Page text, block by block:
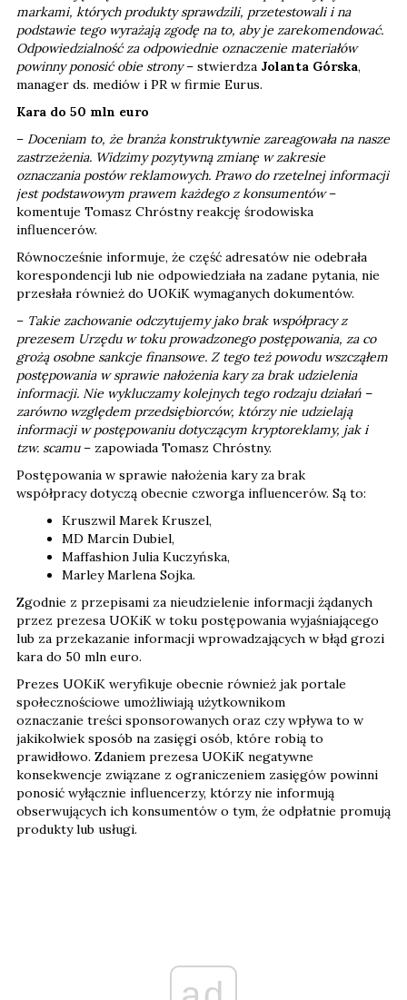
markami, których produkty sprawdzili, przetestowali i na
podstawie tego wyrażają zgodę na to, aby je zarekomendować.
Odpowiedzialność za odpowiednie oznaczenie materiałów
powinny ponosić obie strony– stwierdza Jolanta Górska,
manager ds. mediów i PR w firmie Eurus.
Kara do 50 mln euro
– Doceniam to, że branża konstruktywnie zareagowała na nasze
zastrzeżenia. Widzimy pozytywną zmianę w zakresie
oznaczania postów reklamowych. Prawo do rzetelnej informacji
jest podstawowym prawem każdego z konsumentów–
komentuje Tomasz Chróstny reakcję środowiska
influencerów.
Równocześnie informuje, że część adresatów nie odebrała
korespondencji lub nie odpowiedziała na zadane pytania, nie
przesłała również do UOKiK wymaganych dokumentów.
– Takie zachowanie odczytujemy jako brak współpracy z
prezesem Urzędu w toku prowadzonego postępowania, za co
grożą osobne sankcje finansowe. Z tego też powodu wszcząłem
postępowania w sprawie nałożenia kary za brak udzielenia
informacji. Nie wykluczamy kolejnych tego rodzaju działań –
zarówno względem przedsiębiorców, którzy nie udzielają
informacji w postępowaniu dotyczącym kryptoreklamy, jak i
tzw. scamu– zapowiada Tomasz Chróstny.
Postępowania w sprawie nałożenia kary za brak
współpracy dotyczą obecnie czworga influencerów. Są to:
Kruszwil Marek Kruszel,
MD Marcin Dubiel,
Maffashion Julia Kuczyńska,
Marley Marlena Sojka.
Zgodnie z przepisami za nieudzielenie informacji żądanych
przez prezesa UOKiK w toku postępowania wyjaśniającego
lub za przekazanie informacji wprowadzających w błąd grozi
kara do 50 mln euro.
Prezes UOKiK weryfikuje obecnie również jak portale
społecznościowe umożliwiają użytkownikom
oznaczanie treści sponsorowanych oraz czy wpływa to w
jakikolwiek sposób na zasięgi osób, które robią to
prawidłowo. Zdaniem prezesa UOKiK negatywne
konsekwencje związane z ograniczeniem zasięgów powinni
ponosić wyłącznie influencerzy, którzy nie informują
obserwujących ich konsumentów o tym, że odpłatnie promują
produkty lub usługi.